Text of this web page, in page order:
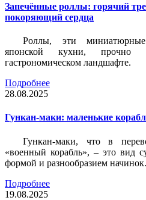
Запечённые роллы: горячий
покоряющий сердца
Роллы, эти миниатюрные
японской кухни, прочно
гастрономическом ландшафте.
Подробнее
28.08.2025
Гункан-маки: маленькие
Гункан-маки, что в
«военный корабль», – это вид
формой и разнообразием начинок.
Подробнее
19.08.2025